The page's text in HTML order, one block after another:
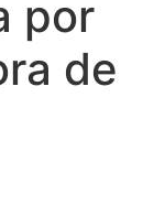
por
de